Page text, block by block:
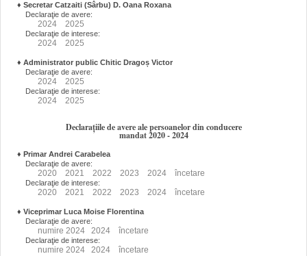
♦ Secretar Catzaiti (Sârbu) D. Oana Roxana
Declaraţie de avere:
2024 2025
Declaraţie de interese:
2024 2025
♦ Administrator public Chitic Dragoș Victor
Declaraţie de avere:
2024 2025
Declaraţie de interese:
2024 2025
Declarațiile de avere ale persoanelor din conducere
mandat 2020 - 2024
♦ Primar Andrei Carabelea
Declaraţie de avere:
2020 2021 2022 2023 2024 încetare
Declaraţie de interese:
2020 2021 2022 2023 2024 încetare
♦ Viceprimar Luca Moise Florentina
Declaraţie de avere:
numire 2024 2024 încetare
Declaraţie de interese:
numire 2024 2024 încetare